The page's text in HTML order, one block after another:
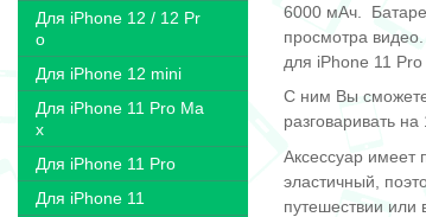
Для iPhone 12 / 12 Pr
o
Для iPhone 12 mini
Для iPhone 11 Pro Ma
x
Для iPhone 11 Pro
Для iPhone 11
6000 мАч.
просмотра
для iPhone 11 Pro
С ним Вы сможете
разговаривать
Аксессуар имеет
эластичный,
путешествии или